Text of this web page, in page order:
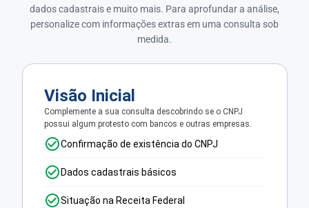
dados cadastrais e muito mais. Para aprofundar a análise,
personalize com informações extras em uma consulta sob
medida.
Visão Inicial
Complemente a sua consulta descobrindo se o CNPJ
possui algum protesto com bancos e outras empresas.
Confirmação de existência do CNPJ
Dados cadastrais básicos
Situação na Receita Federal